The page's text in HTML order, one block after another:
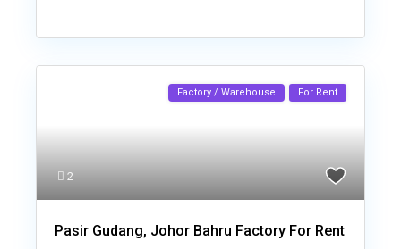
2
Factory / Warehouse For Rent
Pasir Gudang, Johor Bahru Factory For Rent